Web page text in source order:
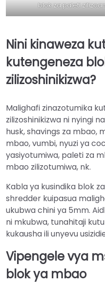
blok za paleti
Nini kinaweza
kutengeneza
zilizoshinikizwa?
Malighafi zinazotumika
zilizoshinikizwa ni nyingi
husk, shavings za mbao,
mbao, vumbi, nyuzi ya
yasiyotumiwa, paleti za
mbao zilizotumiwa, nk.
Kabla ya kusindika blok
shredder kuipasua
ukubwa chini ya 5mm.
ni mkubwa, tunahitaji
kukausha ili unyevu usizidie
Vipengele vya
blok ya mbao